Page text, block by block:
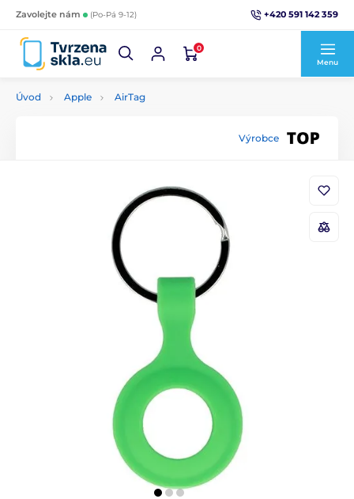
Zavolejte nám (Po-Pá 9-12) +420 591 142 359
0
Menu
Úvod Apple AirTag
Výrobce